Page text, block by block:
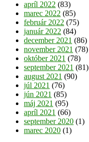
apríl 2022 (83)
marec 2022 (85)
február 2022 (75)
január 2022 (84)
december 2021 (86)
november 2021 (78)
október 2021 (78)
september 2021 (81)
august 2021 (90)
júl 2021 (76)
jún 2021 (85)
máj 2021 (95)
apríl 2021 (66)
september 2020 (1)
marec 2020 (1)